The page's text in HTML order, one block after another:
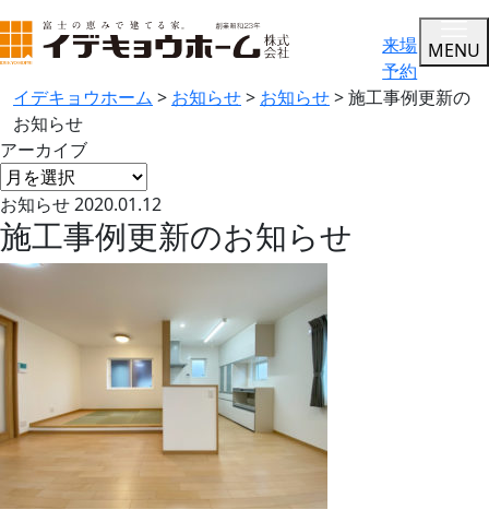
来場
予約
MENU
イデキョウホーム > お知らせ> お知らせ>施工事例更新の
お知らせ
アーカイブ
お知らせ2020.01.12
施工事例更新のお知らせ